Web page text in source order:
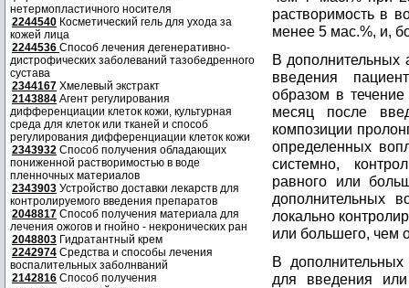
нетермопластичного носителя
2244540 Косметический гель для ухода за
кожей лица
2244536 Способ лечения дегенеративно-
дистрофических заболеваний тазобедренного
сустава
2344167 Хмелевый экстракт
2143884 Агент регулирования
дифференциации клеток кожи, культурная
среда для клеток или тканей и способ
регулирования дифференциации клеток кожи
2343932 Способ получения обладающих
пониженной растворимостью в воде
пленночных материалов
2343903 Устройство доставки лекарств для
контролируемого введения препаратов
2048817 Способ получения материала для
лечения ожогов и гнойно - некронических ран
2048803 Гидратантный крем
2242974 Средства и способы лечения
воспалительных заболнваний
2142816 Способ получения
растворимость в
менее 5 мас.%, и,
В дополнительных
введения
образом в
месяц после
композиции
определенных
системно,
равного или
дополнительных
локально
или большего, чем
В дополнительных
для введения или